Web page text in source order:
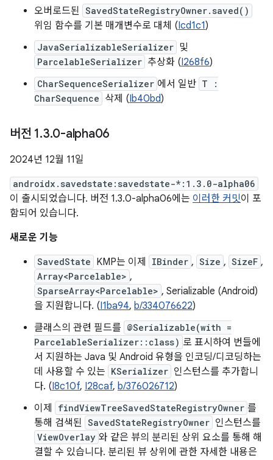
오버로드된 SavedStateRegistryOwner.saved()
위임 함수를 기본 매개변수로 대체 (Icd1c1)
JavaSerializableSerializer 및
ParcelableSerializer 추상화 (I268f6)
CharSequenceSerializer 에서 일반 T :
CharSequence 삭제 (Ib40bd)
버전 1.3.0-alpha06
2024년 12월 11일
androidx.savedstate:savedstate-*:1.3.0-alpha06
이 출시되었습니다. 버전 1.3.0-alpha06에는 이러한 커밋이 포
함되어 있습니다.
새로운 기능
SavedState KMP는 이제 IBinder , Size , SizeF ,
Array<Parcelable> ,
SparseArray<Parcelable> , Serializable (Android)
을 지원합니다. (I1ba94, b/334076622)
클래스의 관련 필드를 @Serializable(with =
ParcelableSerializer::class) 로 표시하여 번들에
서 지원하는 Java 및 Android 유형을 인코딩/디코딩하는
데 사용할 수 있는 KSerializer 인스턴스를 추가합니
다. (I8c10f, I28caf, b/376026712)
이제
findViewTreeSavedStateRegistryOwner 를
통해 검색된 SavedStateRegistryOwner 인스턴스를
ViewOverlay 와 같은 뷰의 분리된 상위 요소를 통해 해
결할 수 있습니다. 분리된 뷰 상위에 관한 자세한 내용은